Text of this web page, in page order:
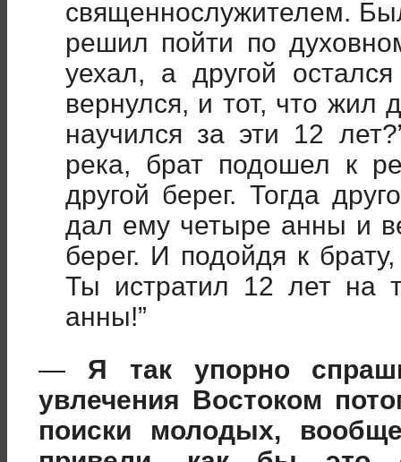
священнослужителем.
решил пойти по
уехал, а другой
вернулся, и тот, что жил
научился за эти 12
река, брат подошел к
другой берег. Тогда
дал ему четыре анны и
берег. И подойдя к
Ты истратил 12 лет на
анны!”
— Я так упорно
увлечения Востоком
поиски молодых,